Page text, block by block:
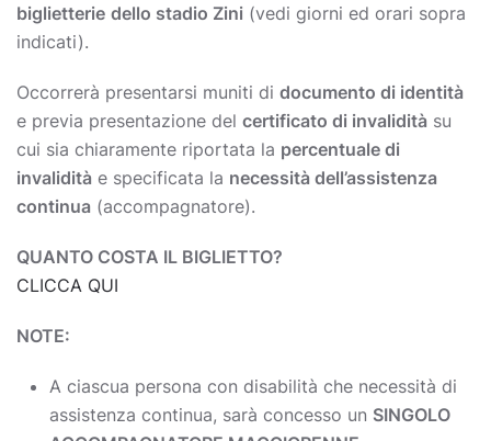
biglietterie dello stadio Zini (vedi giorni ed orari sopra
indicati).
Occorrerà presentarsi muniti di documento di identità
e previa presentazione del certificato di invalidità su
cui sia chiaramente riportata la percentuale di
invalidità e specificata la necessità dell’assistenza
continua (accompagnatore).
QUANTO COSTA IL BIGLIETTO?
CLICCA QUI
NOTE:
A ciascua persona con disabilità che necessità di
assistenza continua, sarà concesso un SINGOLO